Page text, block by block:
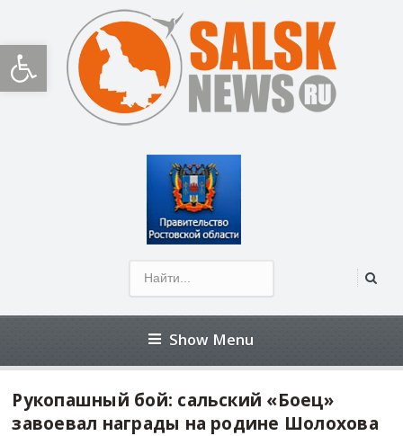
Открыть панель инструментов
Show Menu
Рукопашный бой: сальский «Боец»
завоевал награды на родине Шолохова